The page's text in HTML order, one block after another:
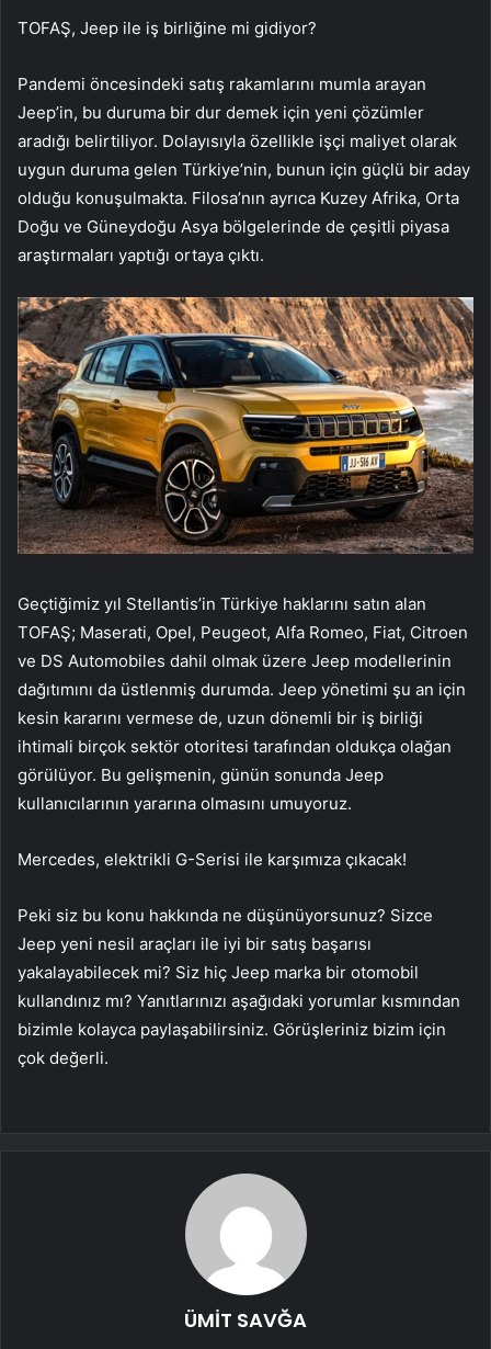
TOFAŞ, Jeep ile iş birliğine mi gidiyor?
Pandemi öncesindeki satış rakamlarını mumla arayan
Jeep’in, bu duruma bir dur demek için yeni çözümler
aradığı belirtiliyor. Dolayısıyla özellikle işçi maliyet olarak
uygun duruma gelen Türkiye’nin, bunun için güçlü bir aday
olduğu konuşulmakta. Filosa’nın ayrıca Kuzey Afrika, Orta
Doğu ve Güneydoğu Asya bölgelerinde de çeşitli piyasa
araştırmaları yaptığı ortaya çıktı.
Geçtiğimiz yıl Stellantis’in Türkiye haklarını satın alan
TOFAŞ; Maserati, Opel, Peugeot, Alfa Romeo, Fiat, Citroen
ve DS Automobiles dahil olmak üzere Jeep modellerinin
dağıtımını da üstlenmiş durumda. Jeep yönetimi şu an için
kesin kararını vermese de, uzun dönemli bir iş birliği
ihtimali birçok sektör otoritesi tarafından oldukça olağan
görülüyor. Bu gelişmenin, günün sonunda Jeep
kullanıcılarının yararına olmasını umuyoruz.
Mercedes, elektrikli G-Serisi ile karşımıza çıkacak!
Peki siz bu konu hakkında ne düşünüyorsunuz? Sizce
Jeep yeni nesil araçları ile iyi bir satış başarısı
yakalayabilecek mi? Siz hiç Jeep marka bir otomobil
kullandınız mı? Yanıtlarınızı aşağıdaki yorumlar kısmından
bizimle kolayca paylaşabilirsiniz. Görüşleriniz bizim için
çok değerli.
ÜMİT SAVĞA